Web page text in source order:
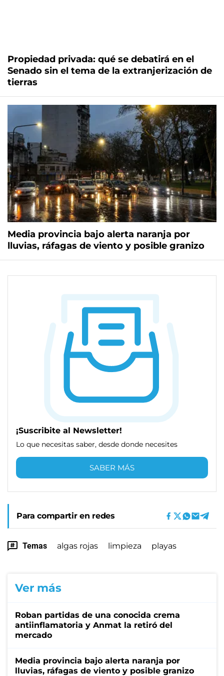
Propiedad privada: qué se debatirá en el
Senado sin el tema de la extranjerización de
tierras
Media provincia bajo alerta naranja por
lluvias, ráfagas de viento y posible granizo
¡Suscribite al Newsletter!
Lo que necesitas saber, desde donde necesites
SABER MÁS
Para compartir en redes
Temas algas rojas limpieza playas
Ver más
Roban partidas de una conocida crema
antiinflamatoria y Anmat la retiró del
mercado
Media provincia bajo alerta naranja por
lluvias, ráfagas de viento y posible granizo